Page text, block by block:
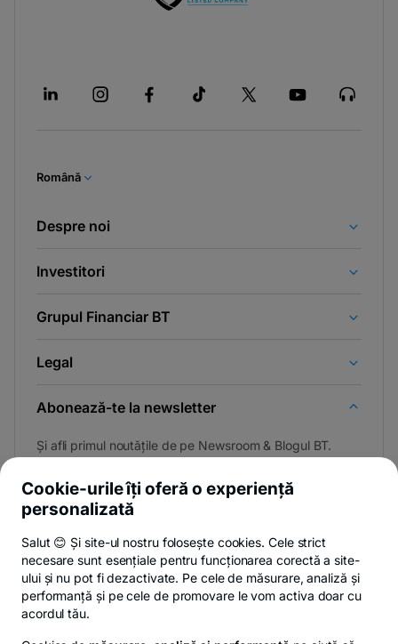
Română
Despre noi
Investitori
Grupul Financiar BT
Legal
Abonează-te la newsletter
Și afli primul noutățile de pe Newsroom & Blogul BT.
Privacy HubPolitica de confidențialitatePolitica de cookies
Cookie-urile îți oferă o experiență
personalizată
Salut 😊 Și site-ul nostru folosește cookies. Cele strict
necesare sunt esențiale pentru funcționarea corectă a site-
ului și nu pot fi dezactivate. Pe cele de măsurare, analiză și
performanță și pe cele de promovare le vom activa doar cu
acordul tău.